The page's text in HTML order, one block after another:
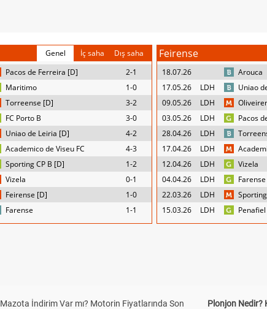
Genel İç saha
Dış saha
Pacos de Ferreira [D]
2-1
Maritimo
1-0
Torreense [D]
3-2
FC Porto B
3-0
Uniao de Leiria [D]
4-2
Academico de Viseu FC
4-3
Sporting CP B [D]
1-2
Vizela
0-1
Feirense [D]
1-0
Farense 1-1
Feirense
18.07.26
Arouca
17.05.26
LDH Uniao
09.05.26
LDH
03.05.26
LDH Pacos
28.04.26
LDH
17.04.26
LDH
12.04.26
LDH Vizela
04.04.26
LDH
22.03.26
LDH
15.03.26
LDH Penafiel
Mazota İndirim Var mı? Motorin Fiyatlarında Son
Plonjon Nedir?